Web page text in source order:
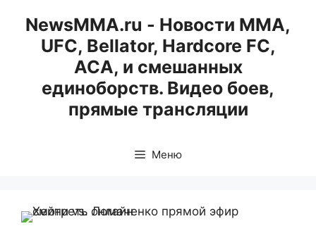
содержимому
NewsMMA.ru - Новости ММА,
UFC, Bellator, Hardcore FC,
ACA, и смешанных
единоборств. Видео боев,
прямые трансляции
Меню